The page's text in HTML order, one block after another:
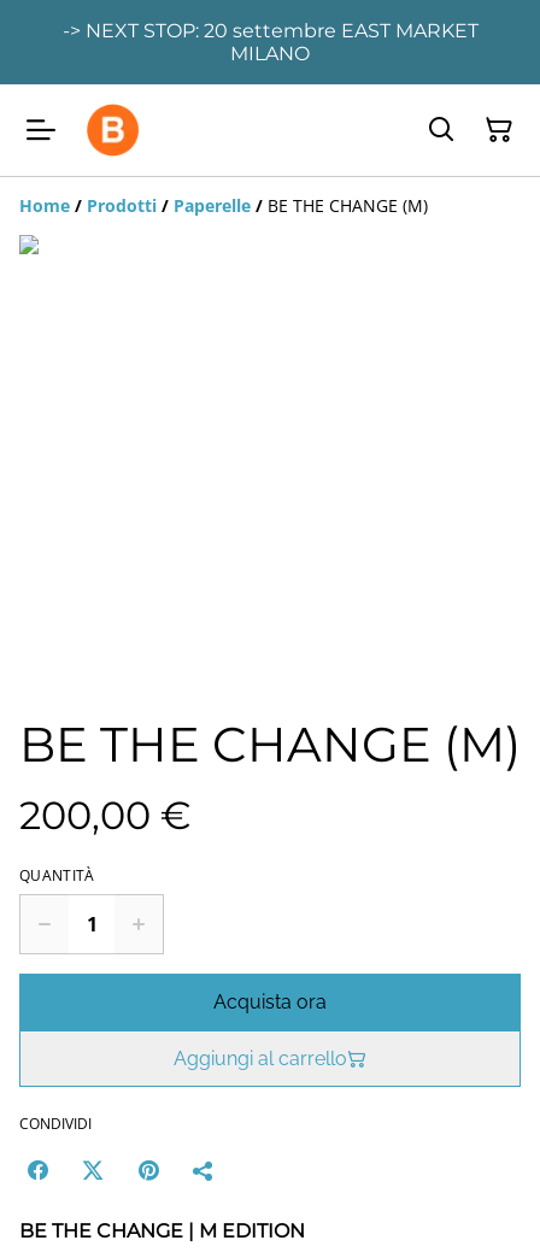
-> NEXT STOP: 20 settembre EAST MARKET
MILANO
Home / Prodotti / Paperelle / BE THE CHANGE (M)
BE THE CHANGE (M)
200,00 €
QUANTITÀ
Acquista ora
Aggiungi al carrello
CONDIVIDI
BE THE CHANGE | M EDITION